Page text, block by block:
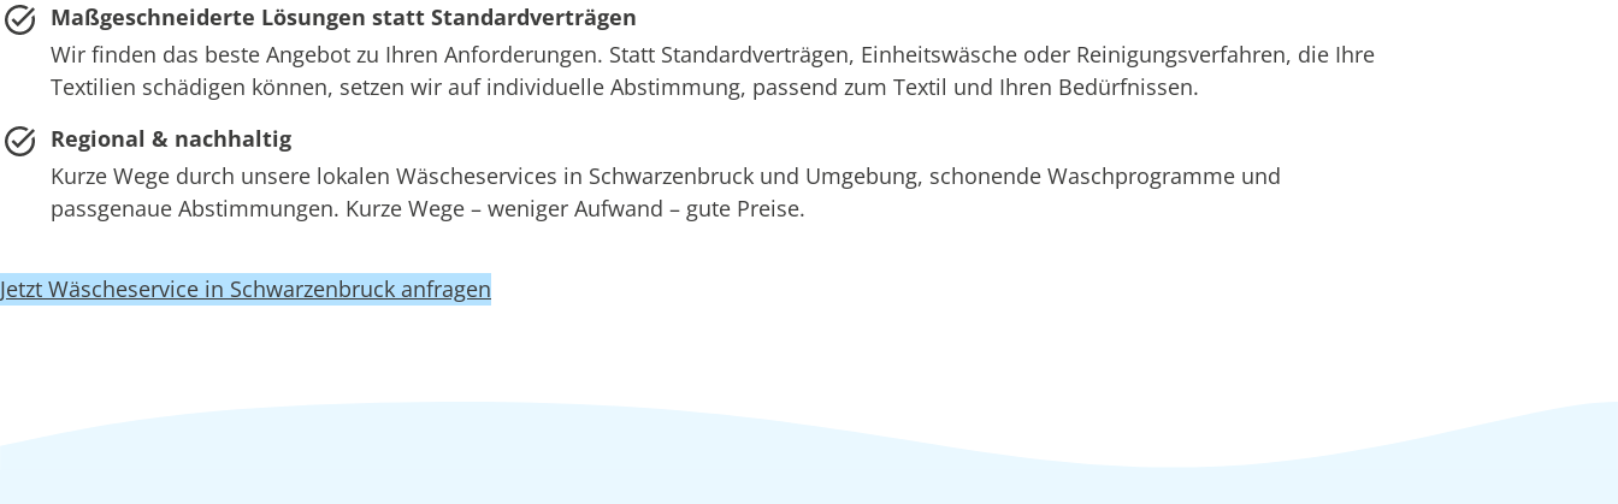
Maßgeschneiderte Lösungen statt Standardverträgen
Wir finden das beste Angebot zu Ihren Anforderungen. Statt Standardverträgen, Einheitswäsche oder Reinigungsverfahren, die Ihre
Textilien schädigen können, setzen wir auf individuelle Abstimmung, passend zum Textil und Ihren Bedürfnissen.
Regional & nachhaltig
Kurze Wege durch unsere lokalen Wäscheservices in Schwarzenbruck und Umgebung, schonende Waschprogramme und
passgenaue Abstimmungen. Kurze Wege – weniger Aufwand – gute Preise.
Jetzt Wäscheservice in Schwarzenbruck anfragen